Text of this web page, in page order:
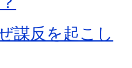
謀反を起こし